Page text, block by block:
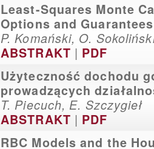
Least-Squares Monte
Options and
P. Komański, O.
ABSTRAKT | PDF
Użyteczność dochodu
prowadzących
T. Piecuch, E. Szczygieł
ABSTRAKT | PDF
RBC Models and the